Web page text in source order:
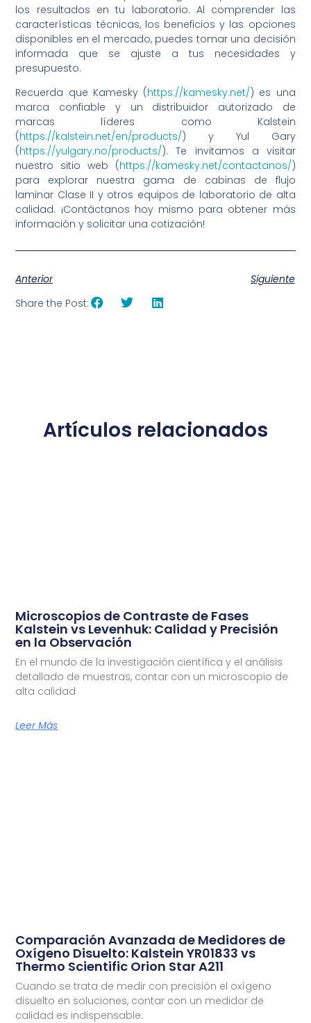
los resultados en tu laboratorio. Al comprender las
características técnicas, los beneficios y las opciones
disponibles en el mercado, puedes tomar una decisión
informada que se ajuste a tus necesidades y
presupuesto.
Recuerda que Kamesky (https://kamesky.net/) es una
marca confiable y un distribuidor autorizado de
marcas líderes como Kalstein
(https://kalstein.net/en/products/) y Yul Gary
(https://yulgary.no/products/). Te invitamos a visitar
nuestro sitio web (https://kamesky.net/contactanos/)
para explorar nuestra gama de cabinas de flujo
laminar Clase II y otros equipos de laboratorio de alta
calidad. ¡Contáctanos hoy mismo para obtener más
información y solicitar una cotización!
Anterior
Siguiente
Share the Post:
Artículos relacionados
Microscopios de Contraste de Fases
Kalstein vs Levenhuk: Calidad y Precisión
en la Observación
En el mundo de la investigación científica y el análisis
detallado de muestras, contar con un microscopio de
alta calidad
Leer Más
Comparación Avanzada de Medidores de
Oxígeno Disuelto: Kalstein YR01833 vs
Thermo Scientific Orion Star A211
Cuando se trata de medir con precisión el oxígeno
disuelto en soluciones, contar con un medidor de
calidad es indispensable.